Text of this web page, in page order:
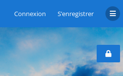
Connexion S’enregistrer